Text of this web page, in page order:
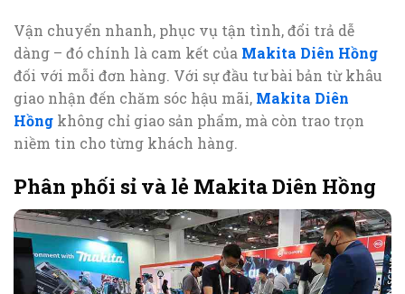
Vận chuyển nhanh, phục vụ tận tình, đổi trả dễ
dàng – đó chính là cam kết của Makita Diên Hồng
đối với mỗi đơn hàng. Với sự đầu tư bài bản từ khâu
giao nhận đến chăm sóc hậu mãi, Makita Diên
Hồng không chỉ giao sản phẩm, mà còn trao trọn
niềm tin cho từng khách hàng.
Phân phối sỉ và lẻ Makita Diên Hồng